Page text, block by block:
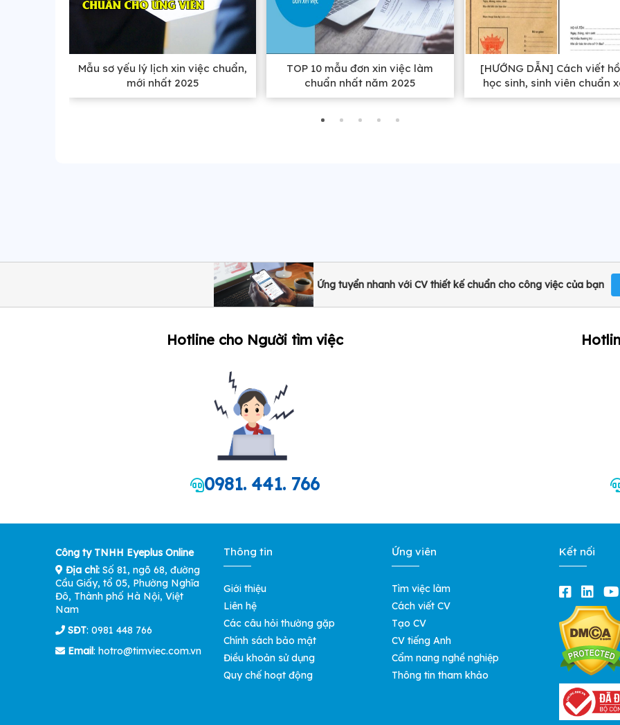
Mẫu sơ yếu lý lịch xin việc chuẩn,
mới nhất 2025
TOP 10 mẫu đơn xin việc làm
chuẩn nhất năm 2025
[HƯỚNG DẪN] Cách viết
học sinh, sinh viên chuẩn
nhất
Ứng tuyển nhanh với CV thiết kế chuẩn cho công việc của bạn
Hotline cho Người tìm việc
0981. 441. 766
Công ty TNHH Eyeplus Online
Địa chỉ: Số 81, ngõ 68, đường
Cầu Giấy, tổ 05, Phường Nghĩa
Đô, Thành phố Hà Nội, Việt
Nam
SĐT: 0981 448 766
Email: hotro@timviec.com.vn
Thông tin
Giới thiệu
Liên hệ
Các câu hỏi thường gặp
Chính sách bảo mật
Điều khoản sử dụng
Quy chế hoạt động
Ứng viên
Tìm việc làm
Cách viết CV
Tạo CV
CV tiếng Anh
Cẩm nang nghề nghiệp
Thông tin tham khảo
Kết nối